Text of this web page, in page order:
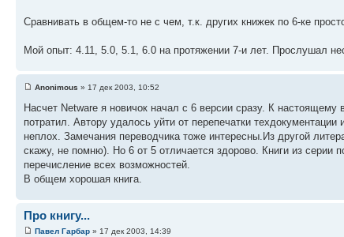
Сравнивать в общем-то не с чем, т.к. других книжек по 6-ке
Мой опыт: 4.11, 5.0, 5.1, 6.0 на протяжении 7-и лет. Прослушал
Anonimous » 17 дек 2003, 10:52
Насчет Netware я новичок начал с 6 версии сразу. К
потратил. Автору удалось уйти от перепечатки
неплох. Замечания переводчика тоже интересны.Из другой
скажу, не помню). Но 6 от 5 отличается здорово. Книги из серии
перечисление всех возможностей.
В общем хорошая книга.
Про книгу...
Павел Гарбар » 17 дек 2003, 14:39